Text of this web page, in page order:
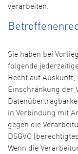
verarbeiten.
Sie haben bei
folgende
Recht auf
Einschränkung der
in Verbindung mit
gegen die
DSGVO
Wenn die